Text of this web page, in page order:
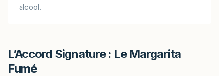
alcool.
L’Accord Signature : Le Margarita
Fumé